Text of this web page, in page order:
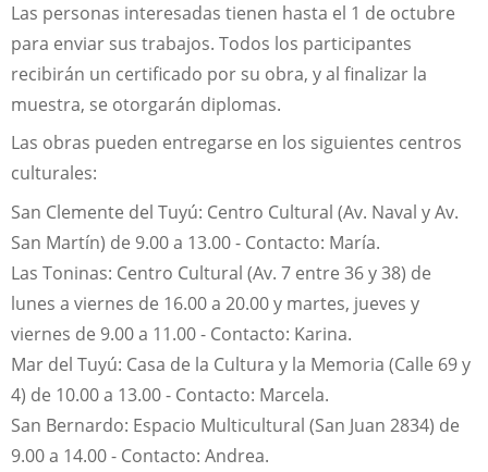
Las personas interesadas tienen hasta el 1 de octubre
para enviar sus trabajos. Todos los participantes
recibirán un certificado por su obra, y al finalizar la
muestra, se otorgarán diplomas.
Las obras pueden entregarse en los siguientes centros
culturales:
San Clemente del Tuyú: Centro Cultural (Av. Naval y Av.
San Martín) de 9.00 a 13.00 - Contacto: María.
Las Toninas: Centro Cultural (Av. 7 entre 36 y 38) de
lunes a viernes de 16.00 a 20.00 y martes, jueves y
viernes de 9.00 a 11.00 - Contacto: Karina.
Mar del Tuyú: Casa de la Cultura y la Memoria (Calle 69 y
4) de 10.00 a 13.00 - Contacto: Marcela.
San Bernardo: Espacio Multicultural (San Juan 2834) de
9.00 a 14.00 - Contacto: Andrea.